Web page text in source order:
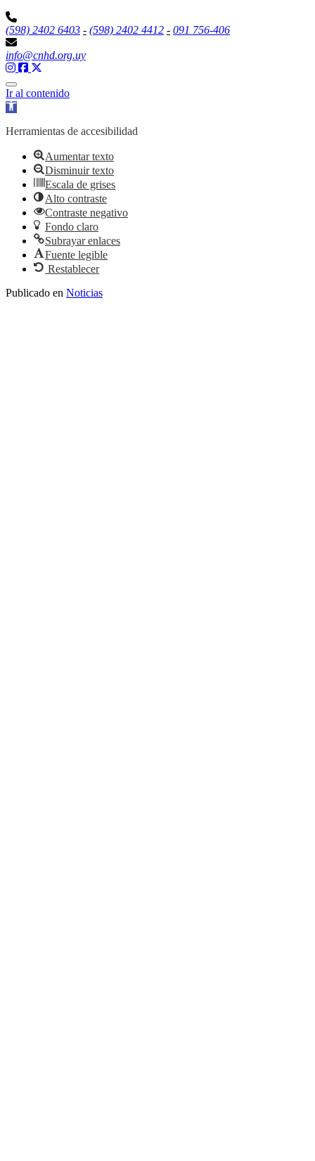
(598) 2402 6403 - (598) 2402 4412 - 091 756-406
info@cnhd.org.uy
Ir al contenido
Abrir barra de herramientas
Herramientas de accesibilidad
Aumentar texto
Disminuir texto
Escala de grises
Alto contraste
Contraste negativo
Fondo claro
Subrayar enlaces
Fuente legible
Restablecer
Publicado en Noticias